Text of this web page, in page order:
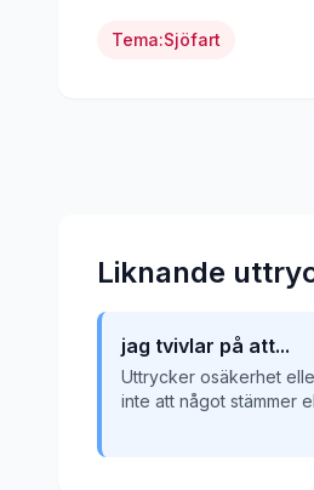
Tema:Sjöfart
Liknande
jag tvivlar på att...
Uttrycker osäkerhet
inte att något stämmer